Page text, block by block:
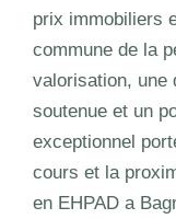
prix immobiliers
commune de la
valorisation, une
soutenue et un
exceptionnel
cours et la
en EHPAD a